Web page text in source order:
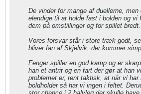
De vinder for mange af duellerne,
elendige til at holde fast i bolden og vi
dem på omstillinger og for spillet bredt.
Vores forsvar står i store træk godt,
bliver fan af Skjelvik, der kommer
Fenger spiller en god kamp og er
han et antrit og en fart der gør at han
problemet er, rent taktisk, at når vi har
boldholder så har vi ingen i feltet.